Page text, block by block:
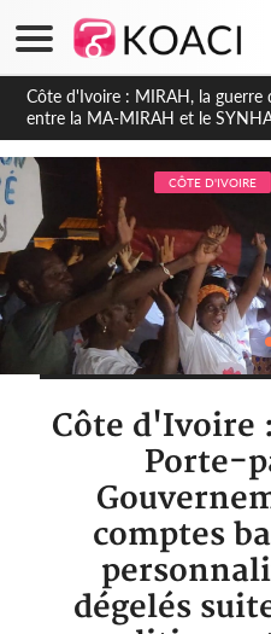
Côte d'Ivoire : Indépendance
environnement démocratique
CÔTE D'IVOIRE
Côte d'Ivoire
Porte-
comptes
dégelés